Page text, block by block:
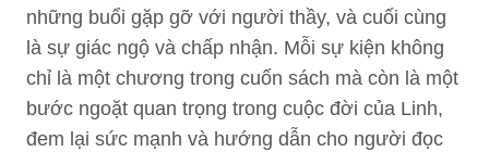
những buổi gặp gỡ với người thầy, và cuối cùng
là sự giác ngộ và chấp nhận. Mỗi sự kiện không
chỉ là một chương trong cuốn sách mà còn là một
bước ngoặt quan trọng trong cuộc đời của Linh,
đem lại sức mạnh và hướng dẫn cho người đọc